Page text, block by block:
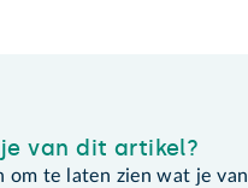
van dit artikel?
om te laten zien wat je